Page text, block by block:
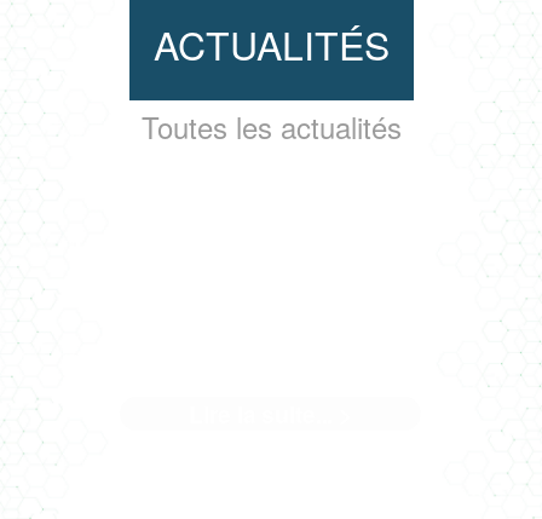
ACTUALITÉS
Toutes les actualités
ARRIVÉE DE LA RE2020 AU
Arrivée de la RE2020 au 01/01/2022 : Climat Conseil fait le